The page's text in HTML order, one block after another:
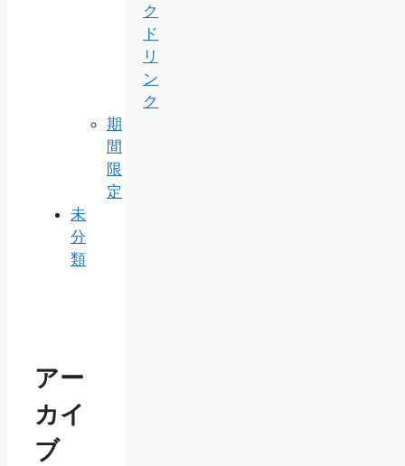
ク
ド
リ
ン
ク
期
間
限
定
未
分
類
アー
カイ
ブ